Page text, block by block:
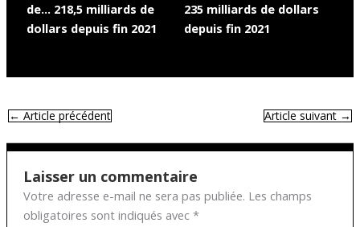
de… 218,5 milliards de
dollars depuis fin 2021
235 milliards de dollars
depuis fin 2021
←Article précédent Article suivant→
Laisser un commentaire
Votre adresse e-mail ne sera pas publiée. Les champs
obligatoires sont indiqués avec *